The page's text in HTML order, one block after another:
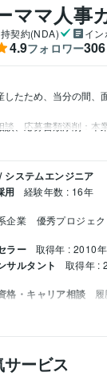
ママ人事
契約(NDA) イ
4.9フォロワー306
したため、当分の間、
、応募書類添削：本
システムエンジニア
用
経験年数 : 16年
企業　優秀プロジェ
ラー 取得年 : 2010年
サルタント 取得年 :
格・キャリア相談
生活相談
ル 家事 タイムマネ
スレベル
ービス